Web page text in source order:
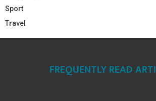
Sport
Travel
FREQUENTLY READ